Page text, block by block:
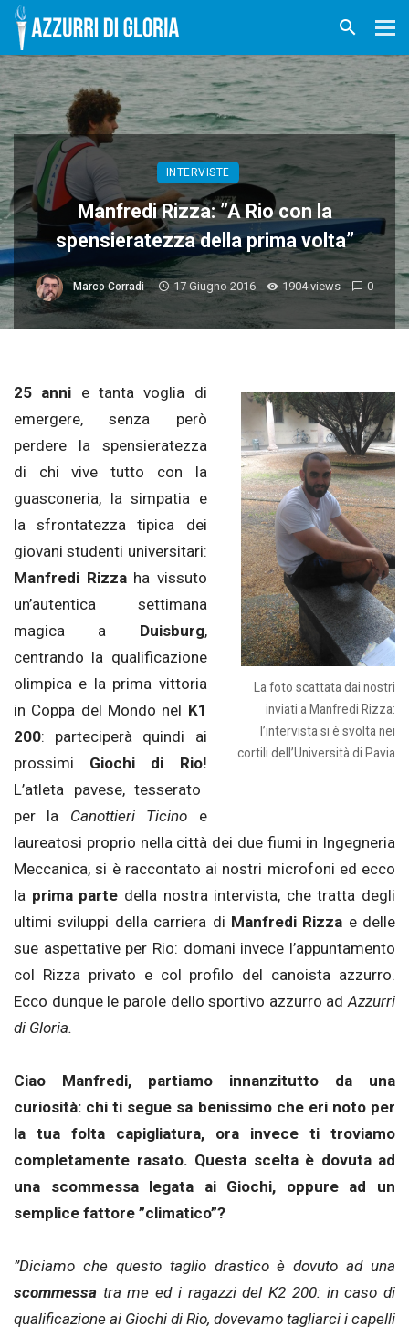
INTERVISTE
Manfredi Rizza: ”A Rio con la
spensieratezza della prima volta”
Marco Corradi 17 Giugno 2016 1904 views 0
La foto scattata dai nostri
inviati a Manfredi Rizza:
l’intervista si è svolta nei
cortili dell’Università di Pavia
25 anni e tanta voglia di
emergere, senza però
perdere la spensieratezza
di chi vive tutto con la
guasconeria, la simpatia e
la sfrontatezza tipica dei
giovani studenti universitari:
Manfredi Rizzaha vissuto
un’autentica settimana
magica a Duisburg,
centrando la qualificazione
olimpica e la prima vittoria
in Coppa del Mondo nel K1
200: parteciperà quindi ai
prossimi Giochi di Rio!
L’atleta pavese, tesserato
per la Canottieri Ticino e
laureatosi proprio nella città dei due fiumi in Ingegneria
Meccanica, si è raccontato ai nostri microfoni ed ecco
la prima parte della nostra intervista, che tratta degli
ultimi sviluppi della carriera di Manfredi Rizza e delle
sue aspettative per Rio: domani invece l’appuntamento
col Rizza privato e col profilo del canoista azzurro.
Ecco dunque le parole dello sportivo azzurro ad Azzurri
di Gloria.
Ciao Manfredi, partiamo innanzitutto da una
curiosità: chi ti segue sa benissimo che eri noto per
la tua folta capigliatura, ora invece ti troviamo
completamente rasato. Questa scelta è dovuta ad
una scommessa legata ai Giochi, oppure ad un
semplice fattore ”climatico”?
”Diciamo che questo taglio drastico è dovuto ad una
scommessa tra me ed i ragazzi del K2 200: in caso di
qualificazione ai Giochi di Rio, dovevamo tagliarci i capelli